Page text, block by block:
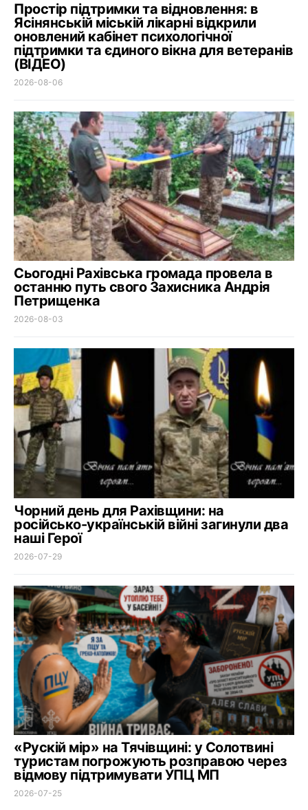
Простір підтримки та відновлення: в
Ясінянській міській лікарні відкрили
оновлений кабінет психологічної
підтримки та єдиного вікна для ветеранів
(ВІДЕО)
2026-08-06
Сьогодні Рахівська громада провела в
останню путь свого Захисника Андрія
Петрищенка
2026-08-03
Чорний день для Рахівщини: на
російсько-українській війні загинули два
наші Герої
2026-07-29
«Рускій мір» на Тячівщині: у Солотвині
туристам погрожують розправою через
відмову підтримувати УПЦ МП
2026-07-25